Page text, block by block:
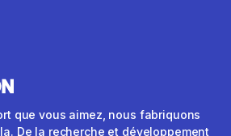
que vous aimez, nous fabriquons
De la recherche et développement